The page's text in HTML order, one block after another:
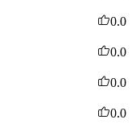
0.0
0.0
0.0
0.0